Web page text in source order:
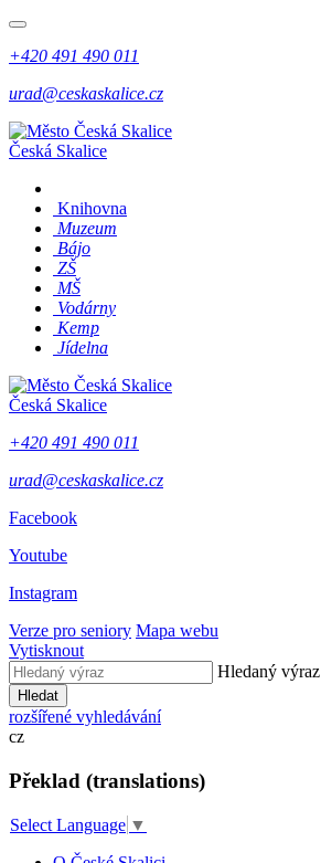
+420 491 490 011
urad@ceskaskalice.cz
Česká Skalice
Knihovna
Muzeum
Bájo
ZŠ
MŠ
Vodárny
Kemp
Jídelna
Česká Skalice
+420 491 490 011
urad@ceskaskalice.cz
Facebook
Youtube
Instagram
Verze pro seniory Mapa webu
Vytisknout
Hledaný výraz
Hledat
rozšířené vyhledávání
cz
Překlad (translations)
Select Language ▼